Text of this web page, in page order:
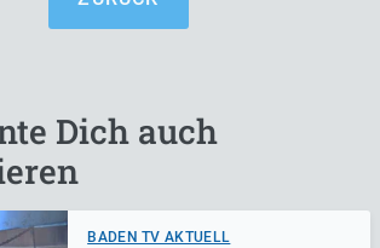
Dich auch
BADEN TV AKTUELL